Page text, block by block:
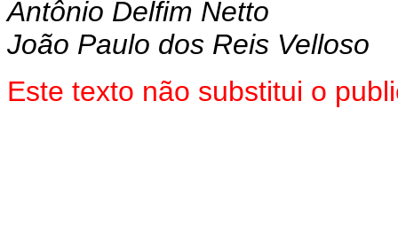
Antônio Delfim Netto
João Paulo dos Reis Velloso
Este texto não substitui o